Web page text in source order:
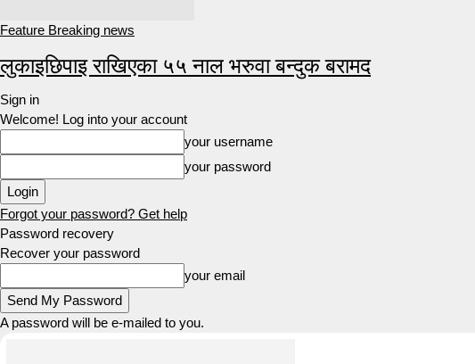
Feature Breaking news
लुकाइछिपाइ राखिएका ५५ नाल भरुवा बन्दुक बरामद
Sign in
Welcome! Log into your account
your username
your password
Forgot your password? Get help
Password recovery
Recover your password
your email
A password will be e-mailed to you.